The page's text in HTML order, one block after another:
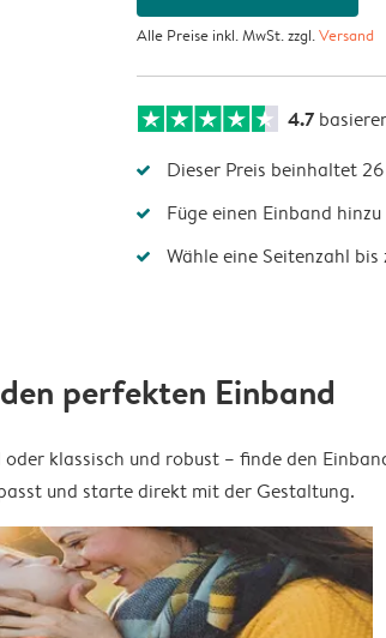
Alle Preise inkl. MwSt. zzgl.Versand
4.7
Dieser Preis beinhaltet
Füge einen Einband
Wähle eine Seitenzahl
perfekten Einband
klassisch und robust – finde den
und starte direkt mit der Gestaltung.